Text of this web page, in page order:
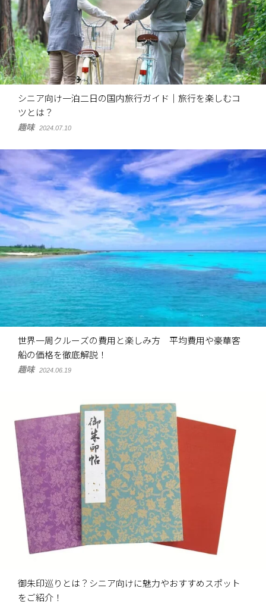
シニア向け一泊二日の国内旅行ガイド｜旅行を楽しむコ
ツとは？
趣味 2024.07.10
世界一周クルーズの費用と楽しみ方 平均費用や豪華客
船の価格を徹底解説！
趣味 2024.06.19
御朱印巡りとは？シニア向けに魅力やおすすめスポット
をご紹介！